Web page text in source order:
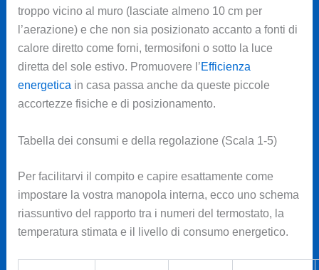
troppo vicino al muro (lasciate almeno 10 cm per
l’aerazione) e che non sia posizionato accanto a fonti di
calore diretto come forni, termosifoni o sotto la luce
diretta del sole estivo. Promuovere l’Efficienza
energetica in casa passa anche da queste piccole
accortezze fisiche e di posizionamento.
Tabella dei consumi e della regolazione (Scala 1-5)
Per facilitarvi il compito e capire esattamente come
impostare la vostra manopola interna, ecco uno schema
riassuntivo del rapporto tra i numeri del termostato, la
temperatura stimata e il livello di consumo energetico.